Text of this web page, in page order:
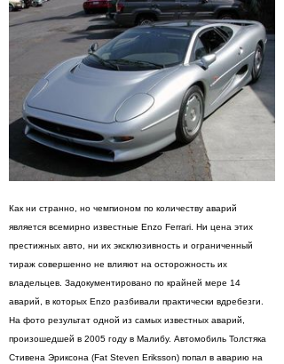
Как ни странно, но чемпионом по количеству аварий
является всемирно известные Enzo Ferrari. Ни цена этих
престижных авто, ни их эксклюзивность и ограниченный
тираж совершенно не влияют на осторожность их
владельцев. Задокументировано по крайней мере 14
аварий, в которых Enzo разбивали практически вдребезги.
На фото результат одной из самых известных аварий,
произошедшей в 2005 году в Малибу. Автомобиль Толстяка
Стивена Эриксона (Fat Steven Eriksson) попал в аварию на